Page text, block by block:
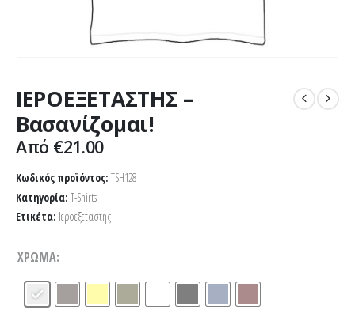
ΙΕΡΟΕΞΕΤΑΣΤΗΣ –
Βασανίζομαι!
Από €21.00
Κωδικός προϊόντος: TSH128
Κατηγορία: T-Shirts
Ετικέτα: Ιεροεξεταστής
ΧΡΏΜΑ